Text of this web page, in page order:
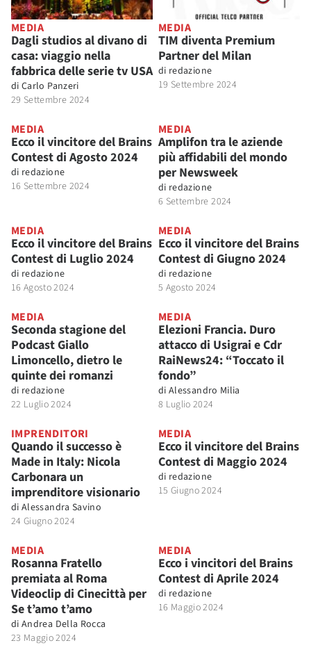
MEDIA
Dagli studios al divano di
casa: viaggio nella
fabbrica delle serie tv USA
di Carlo Panzeri
29 Settembre 2024
MEDIA
TIM diventa Premium
Partner del Milan
di redazione
19 Settembre 2024
MEDIA
Ecco il vincitore del Brains
Contest di Agosto 2024
di redazione
16 Settembre 2024
MEDIA
Amplifon tra le aziende
più affidabili del mondo
per Newsweek
di redazione
6 Settembre 2024
MEDIA
Ecco il vincitore del Brains
Contest di Luglio 2024
di redazione
16 Agosto 2024
MEDIA
Ecco il vincitore del Brains
Contest di Giugno 2024
di redazione
5 Agosto 2024
MEDIA
Seconda stagione del
Podcast Giallo
Limoncello, dietro le
quinte dei romanzi
di redazione
22 Luglio 2024
MEDIA
Elezioni Francia. Duro
attacco di Usigrai e Cdr
RaiNews24: “Toccato il
fondo”
di Alessandro Milia
8 Luglio 2024
IMPRENDITORI
Quando il successo è
Made in Italy: Nicola
Carbonara un
imprenditore visionario
di Alessandra Savino
24 Giugno 2024
MEDIA
Ecco il vincitore del Brains
Contest di Maggio 2024
di redazione
15 Giugno 2024
MEDIA
Rosanna Fratello
premiata al Roma
Videoclip di Cinecittà per
Se t’amo t’amo
di Andrea Della Rocca
23 Maggio 2024
MEDIA
Ecco i vincitori del Brains
Contest di Aprile 2024
di redazione
16 Maggio 2024